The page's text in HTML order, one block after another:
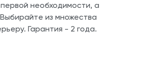
необходимости, а
из множества
Гарантия - 2 года.